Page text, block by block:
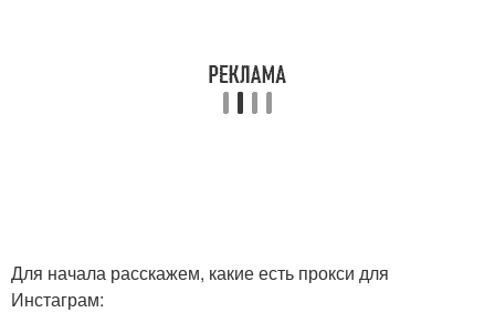
Для начала расскажем, какие есть прокси для
Инстаграм: